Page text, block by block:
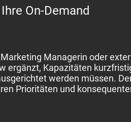
On-Demand
Managerin oder
ergänzt, Kapazitäten
werden müssen.
Prioritäten und